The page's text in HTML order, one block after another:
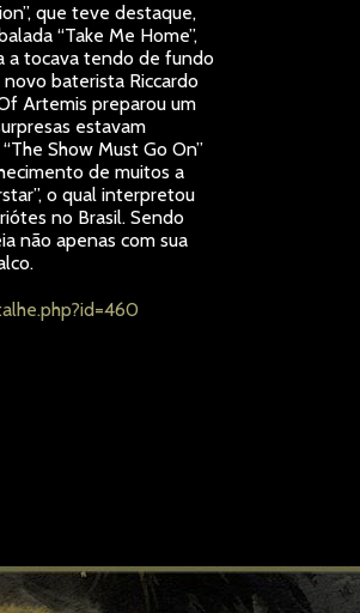
que teve destaque,
“Take Me Home”,
a tocava tendo de fundo
baterista Riccardo
Artemis preparou um
estavam
Show Must Go On”
de muitos a
o qual interpretou
no Brasil. Sendo
não apenas com sua